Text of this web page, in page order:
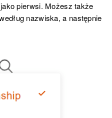
pierwsi. Możesz także
nazwiska, a następnie